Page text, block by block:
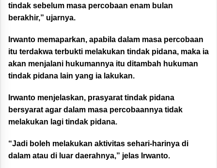
tindak sebelum masa percobaan enam bulan
berakhir,” ujarnya.
Irwanto memaparkan, apabila dalam masa percobaan
itu terdakwa terbukti melakukan tindak pidana, maka ia
akan menjalani hukumannya itu ditambah hukuman
tindak pidana lain yang ia lakukan.
Irwanto menjelaskan, prasyarat tindak pidana
bersyarat agar dalam masa percobaannya tidak
melakukan lagi tindak pidana.
“Jadi boleh melakukan aktivitas sehari-harinya di
dalam atau di luar daerahnya,” jelas Irwanto.